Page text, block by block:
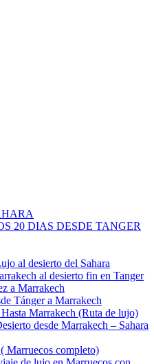
20 DIAS DESDE TANGER
al desierto del Sahara
al desierto fin en Tanger
a Marrakech
Tánger a Marrakech
Marrakech (Ruta de lujo)
desde Marrakech – Sahara
Marruecos completo)